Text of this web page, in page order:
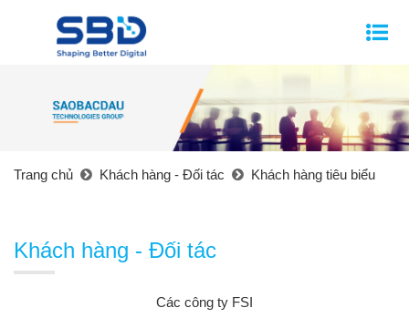
Trang chủ Khách hàng - Đối tác Khách hàng tiêu biểu
Khách hàng - Đối tác
Các công ty FSI